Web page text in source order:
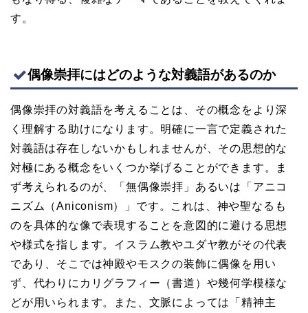
す。
偶像崇拝にはどのような対義語があるのか
偶像崇拝の対義語を考えることは、その概念をより深
く理解する助けになります。明確に一言で定義された
対義語は存在しないかもしれませんが、その思想的な
対極にある概念をいくつか挙げることができます。ま
ず考えられるのが、「無偶像崇拝」あるいは「アニコ
ニズム（Aniconism）」です。これは、神や聖なるも
のを具体的な像で表現することを意図的に避ける思想
や様式を指します。イスラム教やユダヤ教がその代表
であり、そこでは神殿やモスクの装飾に偶像を用い
ず、代わりにカリグラフィー（書道）や幾何学模様な
どが用いられます。また、文脈によっては「精神主